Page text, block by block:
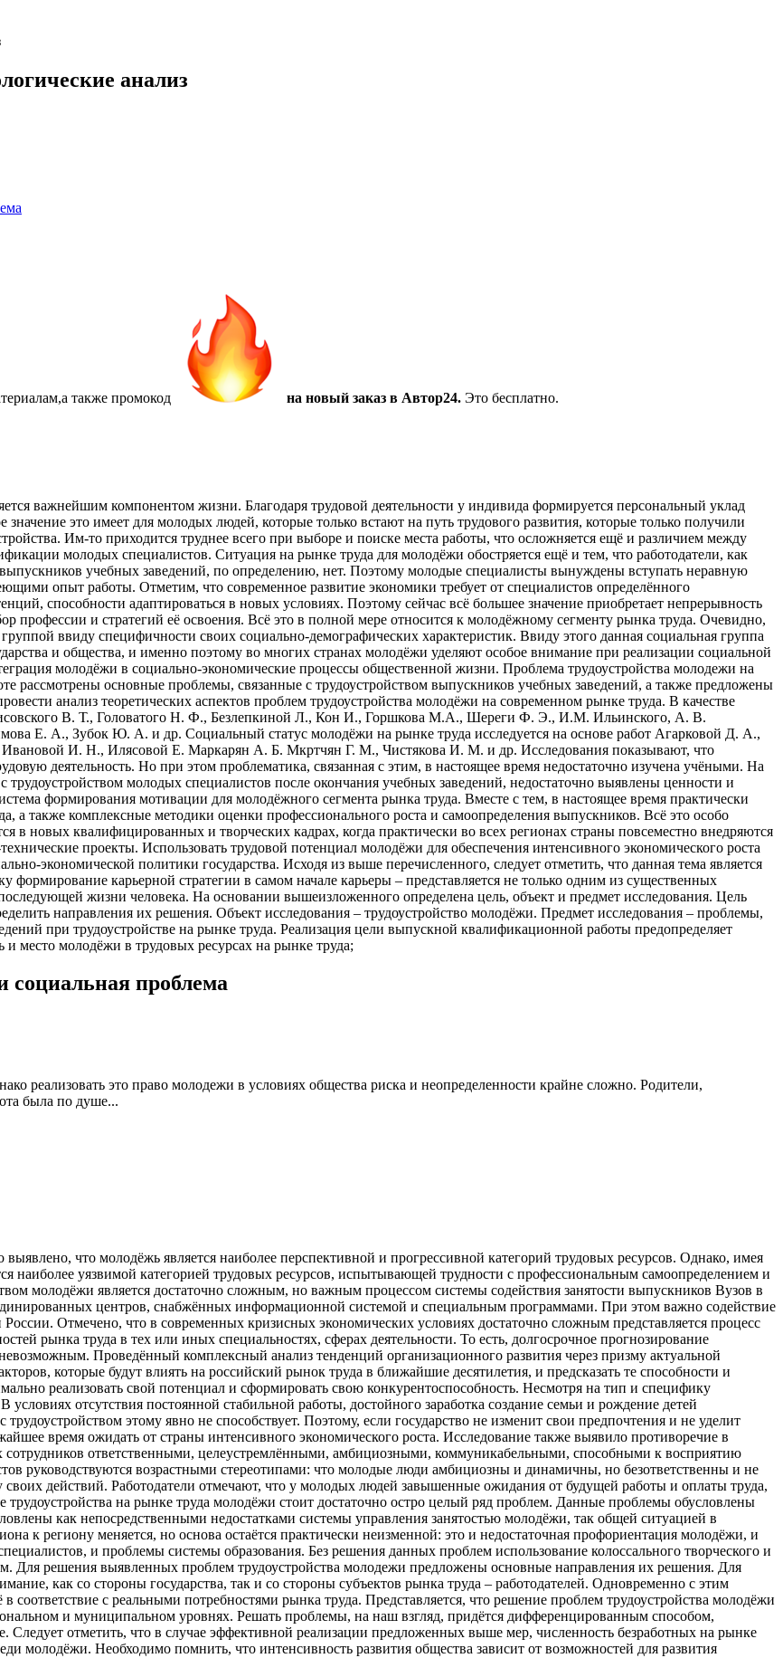
анализ
также промокод на новый заказ в Автор24. Это бесплатно.
важнейшим компонентом жизни. Благодаря трудовой деятельности у индивида формируется персональный уклад
это имеет для молодых людей, которые только встают на путь трудового развития, которые только получили
Им-то приходится труднее всего при выборе и поиске места работы, что осложняется ещё и различием между
молодых специалистов. Ситуация на рынке труда для молодёжи обостряется ещё и тем, что работодатели, как
учебных заведений, по определению, нет. Поэтому молодые специалисты вынуждены вступать неравную
опыт работы. Отметим, что современное развитие экономики требует от специалистов определённого
способности адаптироваться в новых условиях. Поэтому сейчас всё большее значение приобретает непрерывность
профессии и стратегий её освоения. Всё это в полной мере относится к молодёжному сегменту рынка труда. Очевидно,
ввиду специфичности своих социально-демографических характеристик. Ввиду этого данная социальная группа
и общества, и именно поэтому во многих странах молодёжи уделяют особое внимание при реализации социальной
молодёжи в социально-экономические процессы общественной жизни. Проблема трудоустройства молодежи на
рассмотрены основные проблемы, связанные с трудоустройством выпускников учебных заведений, а также предложены
анализ теоретических аспектов проблем трудоустройства молодёжи на современном рынке труда. В качестве
В. Т., Головатого Н. Ф., Безлепкиной Л., Кон И., Горшкова М.А., Шереги Ф. Э., И.М. Ильинского, А. В.
Е. А., Зубок Ю. А. и др. Социальный статус молодёжи на рынке труда исследуется на основе работ Агарковой Д. А.,
И. Н., Илясовой Е. Маркарян А. Б. Мкртчян Г. М., Чистякова И. М. и др. Исследования показывают, что
деятельность. Но при этом проблематика, связанная с этим, в настоящее время недостаточно изучена учёными. На
молодых специалистов после окончания учебных заведений, недостаточно выявлены ценности и
формирования мотивации для молодёжного сегмента рынка труда. Вместе с тем, в настоящее время практически
а также комплексные методики оценки профессионального роста и самоопределения выпускников. Всё это особо
в новых квалифицированных и творческих кадрах, когда практически во всех регионах страны повсеместно внедряются
проекты. Использовать трудовой потенциал молодёжи для обеспечения интенсивного экономического роста
экономической политики государства. Исходя из выше перечисленного, следует отметить, что данная тема является
карьерной стратегии в самом начале карьеры – представляется не только одним из существенных
жизни человека. На основании вышеизложенного определена цель, объект и предмет исследования. Цель
направления их решения. Объект исследования – трудоустройство молодёжи. Предмет исследования – проблемы,
при трудоустройстве на рынке труда. Реализация цели выпускной квалификационной работы предопределяет
место молодёжи в трудовых ресурсах на рынке труда;
социальная проблема
реализовать это право молодежи в условиях общества риска и неопределенности крайне сложно. Родители,
была по душе...
что молодёжь является наиболее перспективной и прогрессивной категорий трудовых ресурсов. Однако, имея
наиболее уязвимой категорией трудовых ресурсов, испытывающей трудности с профессиональным самоопределением и
молодёжи является достаточно сложным, но важным процессом системы содействия занятости выпускников Вузов в
центров, снабжённых информационной системой и специальным программами. При этом важно содействие
Отмечено, что в современных кризисных экономических условиях достаточно сложным представляется процесс
рынка труда в тех или иных специальностях, сферах деятельности. То есть, долгосрочное прогнозирование
Проведённый комплексный анализ тенденций организационного развития через призму актуальной
которые будут влиять на российский рынок труда в ближайшие десятилетия, и предсказать те способности и
реализовать свой потенциал и сформировать свою конкурентоспособность. Несмотря на тип и специфику
отсутствия постоянной стабильной работы, достойного заработка создание семьи и рождение детей
этому явно не способствует. Поэтому, если государство не изменит свои предпочтения и не уделит
время ожидать от страны интенсивного экономического роста. Исследование также выявило противоречие в
ответственными, целеустремлёнными, амбициозными, коммуникабельными, способными к восприятию
руководствуются возрастными стереотипами: что молодые люди амбициозны и динамичны, но безответственны и не
своих действий. Работодатели отмечают, что у молодых людей завышенные ожидания от будущей работы и оплаты труда,
на рынке труда молодёжи стоит достаточно остро целый ряд проблем. Данные проблемы обусловлены
как непосредственными недостатками системы управления занятостью молодёжи, так общей ситуацией в
к региону меняется, но основа остаётся практически неизменной: это и недостаточная профориентация молодёжи, и
и проблемы системы образования. Без решения данных проблем использование колоссального творческого и
Для решения выявленных проблем трудоустройства молодежи предложены основные направления их решения. Для
как со стороны государства, так и со стороны субъектов рынка труда – работодателей. Одновременно с этим
с реальными потребностями рынка труда. Представляется, что решение проблем трудоустройства молодёжи
и муниципальном уровнях. Решать проблемы, на наш взгляд, придётся дифференцированным способом,
отметить, что в случае эффективной реализации предложенных выше мер, численность безработных на рынке
молодёжи. Необходимо помнить, что интенсивность развития общества зависит от возможностей для развития